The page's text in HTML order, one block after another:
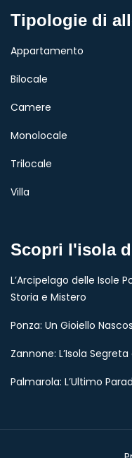
Tipologie di
Appartamento
Bilocale
Camere
Monolocale
Trilocale
Villa
Scopri l'isola
L’Arcipelago delle Isole
Storia e Mistero
Ponza: Un Gioiello
Zannone: L’Isola
Palmarola: L’Ultimo